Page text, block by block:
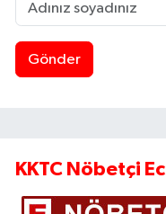
Gönder
KKTC Nöbetçi